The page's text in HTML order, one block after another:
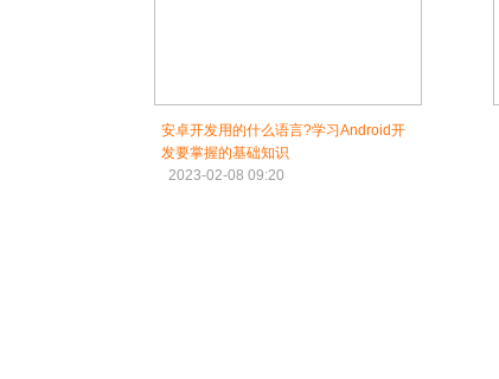
安卓开发用的什么语言?学习Android开
发要掌握的基础知识
2023-02-08 09:20